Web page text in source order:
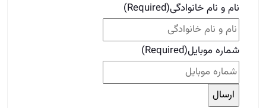
نام و نام خانوادگی(Required)
شماره موبایل(Required)